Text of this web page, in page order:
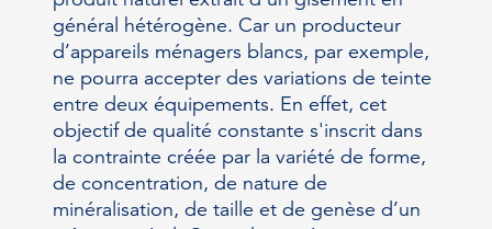
général hétérogène. Car un producteur
d’appareils ménagers blancs, par exemple,
ne pourra accepter des variations de teinte
entre deux équipements. En effet, cet
objectif de qualité constante s'inscrit dans
la contrainte créée par la variété de forme,
de concentration, de nature de
minéralisation, de taille et de genèse d’un